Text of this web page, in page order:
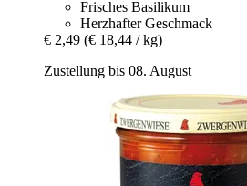
Frisches Basilikum
Herzhafter Geschmack
€ 2,49 (€ 18,44 / kg)
Zustellung bis 08. August